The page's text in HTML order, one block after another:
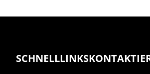
SCHNELLLINKS